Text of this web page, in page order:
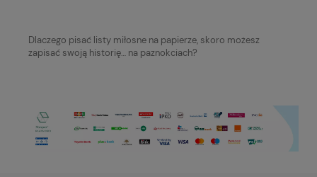
Dlaczego pisać listy miłosne na papierze, skoro możesz
zapisać swoją historię… na paznokciach?